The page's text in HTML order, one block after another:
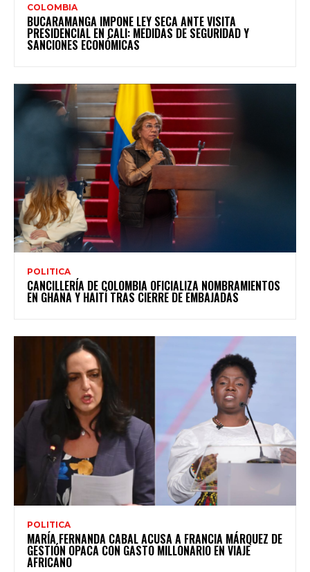
COLOMBIA
BUCARAMANGA IMPONE LEY SECA ANTE VISITA
PRESIDENCIAL EN CALI: MEDIDAS DE SEGURIDAD Y
SANCIONES ECONÓMICAS
POLITICA
CANCILLERÍA DE COLOMBIA OFICIALIZA NOMBRAMIENTOS
EN GHANA Y HAITÍ TRAS CIERRE DE EMBAJADAS
POLITICA
MARÍA FERNANDA CABAL ACUSA A FRANCIA MÁRQUEZ DE
GESTIÓN OPACA CON GASTO MILLONARIO EN VIAJE
AFRICANO